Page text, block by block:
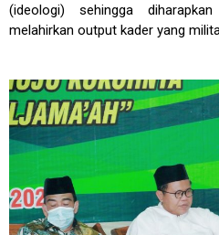
(ideologi) sehingga
melahirkan output kader yang